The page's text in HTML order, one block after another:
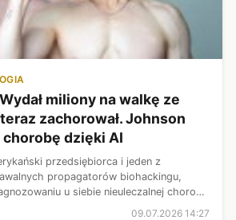
miliony na walkę ze
zachorował. Johnson
dzięki AI
przedsiębiorca i jeden z
propagatorów biohackingu,
u siebie nieuleczalnej choroby
Mimo diagnozy zapowiada, że
09.07.2026 14:27